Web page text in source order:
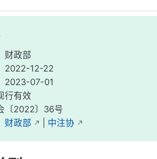
财政部
2022-12-22
2023-07-01
行有效
〔2022〕36号
财政部 中注协